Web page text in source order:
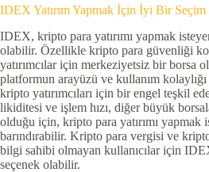
IDEX Yatırım Yapmak İçin İyi Bir
IDEX, kripto para yatırımı yapmak
olabilir. Özellikle kripto para güvenliği
yatırımcılar için merkeziyetsiz bir borsa
platformun arayüzü ve kullanım
kripto yatırımcıları için bir engel teşkil
likiditesi ve işlem hızı, diğer büyük
olduğu için, kripto para yatırımı yapmak
barındırabilir. Kripto para vergisi ve
bilgi sahibi olmayan kullanıcılar için
seçenek olabilir.